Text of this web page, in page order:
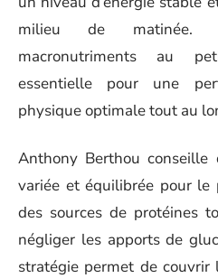
milieu de matinée.
macronutriments au
essentielle pour une
physique optimale tout au
Anthony Berthou conseille
variée et équilibrée pour le
des sources de protéines
négliger les apports de
stratégie permet de